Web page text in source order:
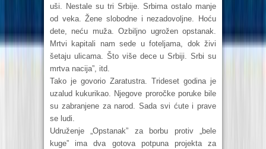
uši. Nestale su tri Srbije. Srbima ostalo manje
od veka. Žene slobodne i nezadovoljne. Hoću
dete, neću muža. Ozbiljno ugrožen opstanak.
Mrtvi kapitali nam sede u foteljama, dok živi
šetaju ulicama. Što više dece u Srbiji. Srbi su
mrtva nacija”, itd.
Tako je govorio Zaratustra. Trideset godina je
uzalud kukurikao. Njegove proročke poruke bile
su zabranjene za narod. Sada svi ćute i prave
se ludi.
Udruženje „Opstanak” za borbu protiv „bele
kuge” ima dva gotova potpuna projekta za